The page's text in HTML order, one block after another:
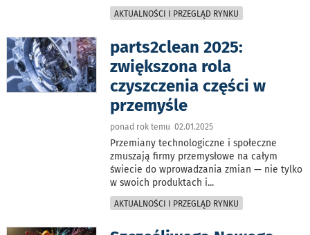
AKTUALNOŚCI I PRZEGLĄD RYNKU
parts2clean 2025:
zwiększona rola
czyszczenia części w
przemyśle
ponad rok temu 02.01.2025
Przemiany technologiczne i społeczne
zmuszają firmy przemysłowe na całym
świecie do wprowadzania zmian — nie tylko
w swoich produktach i...
AKTUALNOŚCI I PRZEGLĄD RYNKU